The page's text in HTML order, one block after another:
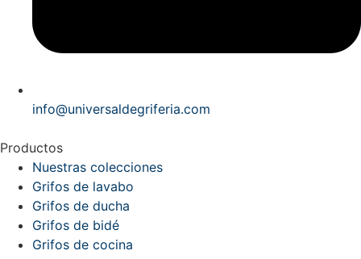
info@universaldegriferia.com
Productos
Nuestras colecciones
Grifos de lavabo
Grifos de ducha
Grifos de bidé
Grifos de cocina